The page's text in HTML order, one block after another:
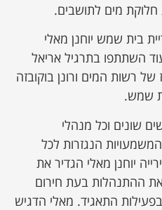
מים לתושבים.
בית שמש יוחנן מאלי
השתתפו בתרגיל אריאל
רשות המים ורונן בוקובזה
שמש.
שונים וכל מנהלי
הנגזרות לכל
יוחנן מאלי הגדיר את
את ההתנהלות בעת חירום
התאגיד. מאלי הדגיש